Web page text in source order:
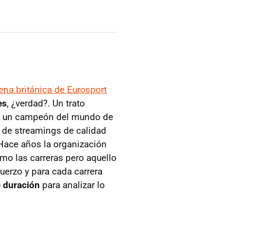
británica de Eurosport
, ¿verdad?. Un trato
campeón del mundo de
streamings de calidad
años la organización
las carreras pero aquello
y para cada carrera
duración para analizar lo